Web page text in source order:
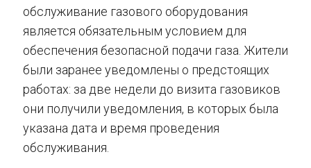
обслуживание газового оборудования
является обязательным условием для
обеспечения безопасной подачи газа. Жители
были заранее уведомлены о предстоящих
работах: за две недели до визита газовиков
они получили уведомления, в которых была
указана дата и время проведения
обслуживания.